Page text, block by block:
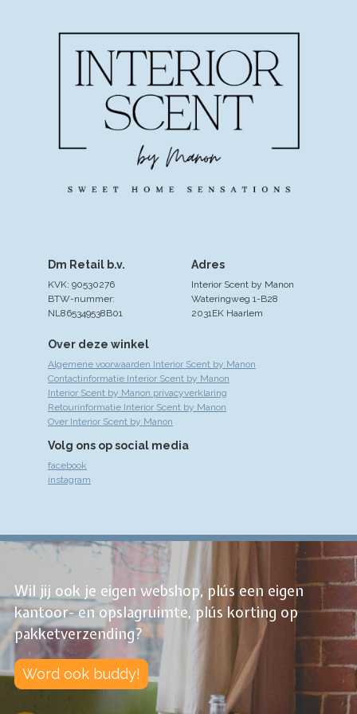
Over deze winkel
Algemene voorwaarden Interior Scent by Manon
Contactinformatie Interior Scent by Manon
Interior Scent by Manon privacyverklaring
Retourinformatie Interior Scent by Manon
Over Interior Scent by Manon
Volg ons op social media
facebook
instagram
Adres
Interior Scent by Manon
Wateringweg 1-B28
2031EK Haarlem
Dm Retail b.v.
KVK: 90530276
BTW-nummer:
NL865349538B01
Wil jij ook je eigen webshop, plús een eigen
kantoor- en opslagruimte, plús korting op
pakketverzending?
Word ook buddy!